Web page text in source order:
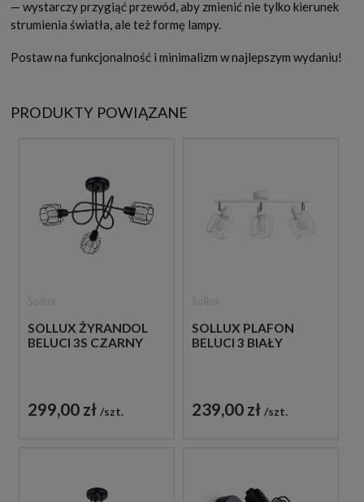
— wystarczy przygiąć przewód, aby zmienić nie tylko kierunek
strumienia światła, ale też formę lampy.
Postaw na funkcjonalność i minimalizm w najlepszym wydaniu!
PRODUKTY POWIĄZANE
SOLLUX ŻYRANDOL
BELUCI 3S CZARNY
299,00 zł szt.
SOLLUX PLAFON
BELUCI 3 BIAŁY
239,00 zł szt.